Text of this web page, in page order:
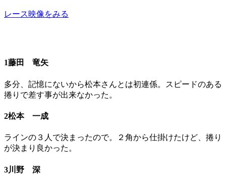
レース映像をみる
1藤田 竜矢
多分、記憶にないから松本さんとは初連係。スピードのある
捲りで差す事が出来なかった。
2松本 一成
ラインの３人で決まったので。２角から仕掛けたけど、捲り
が決まり良かった。
3川野 深